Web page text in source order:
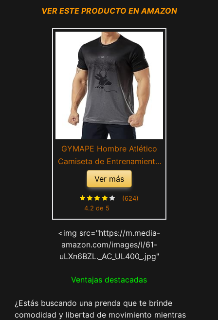
VER ESTE PRODUCTO EN AMAZON
GYMAPE Hombre Atlético
Camiseta de Entrenamiento
Transpirable Cómodo
Musculación Camisetas para
Correr Entrenamiento
Secado rápido Gimnasio
Degradado M
Ver más
4.2 de 5
(624)
<img src="https://m.media-
amazon.com/images/I/61-
uLXn6BZL._AC_UL400_.jpg"
Ventajas destacadas
¿Estás buscando una prenda que te brinde
comodidad y libertad de movimiento mientras